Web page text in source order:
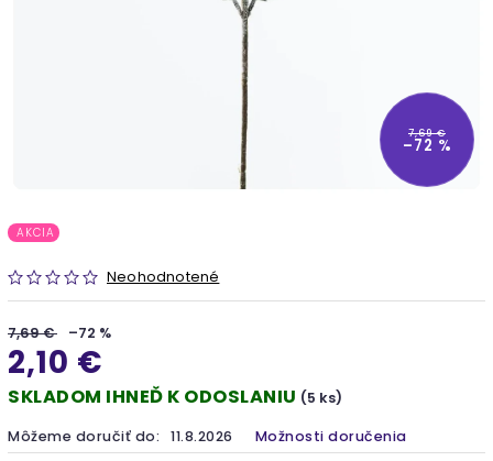
7,69 €
–72 %
AKCIA
Neohodnotené
7,69 € –72 %
2,10 €
SKLADOM IHNEĎ K ODOSLANIU (5 ks)
Môžeme doručiť do: 11.8.2026 Možnosti doručenia